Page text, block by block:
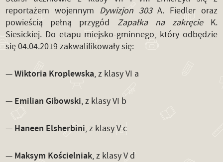
reportażem wojennym Dywizjon 303A. Fiedler oraz
powieścią pełną przygód Zapałka na zakręcieK.
Siesickiej. Do etapu miejsko-gminnego, który odbędzie
się 04.04.2019 zakwalifikowały się:
—Wiktoria Kroplewska, z klasy VI a
— Emilian Gibowski, z klasy VI b
— Haneen Elsherbini, z klasy V c
— Maksym Kościelniak, z klasy V d